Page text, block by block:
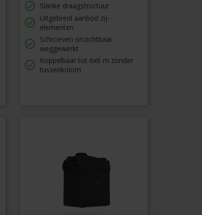
Slanke draagstructuur
Uitgebreid aanbod zij-
elementen
Schroeven onzichtbaar
weggewerkt
Koppelbaar tot 6x6 m zonder
tussenkolom